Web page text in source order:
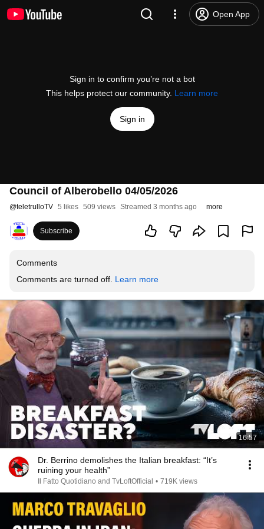
Open App
Sign in to confirm you’re not a bot
This helps protect our community. Learn more
Sign in
Council of Alberobello 04/05/2026
@teletrulloTV 5 likes 509 views Streamed 3 months ago more
Subscribe
Comments
Comments are turned off. Learn more
16:57
Dr. Berrino demolishes the Italian breakfast: “It’s
ruining your health”
Il Fatto Quotidiano and TvLoftOfficial • 719K views